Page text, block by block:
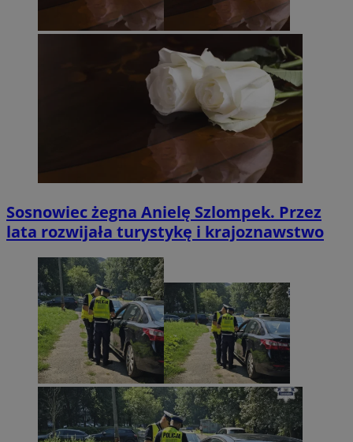
Sosnowiec żegna Anielę Szlompek. Przez
lata rozwijała turystykę i krajoznawstwo